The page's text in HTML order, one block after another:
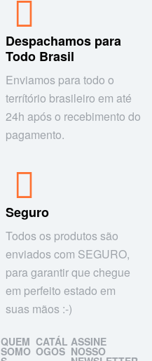
Despachamos para
Todo Brasil
Enviamos para todo o
terrítório brasileiro em até
24h após o recebimento do
pagamento.
Seguro
Todos os produtos são
enviados com SEGURO,
para garantir que chegue
em perfeito estado em
suas mãos :-)
QUEM
SOMO
CATÁL
OGOS
ASSINE
NOSSO